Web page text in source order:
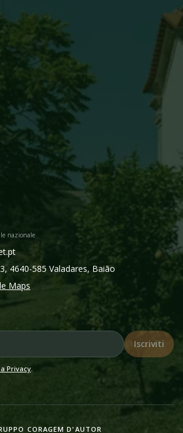
nazionale
4640-585 Valadares, Baião
Maps
Iscriviti
Privacy.
CORAGEM D'AUTOR